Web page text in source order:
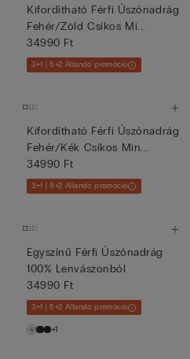
Kifordítható Férfi Úszónadrág
Fehér/Zöld Csíkos Mi...
34990 Ft
3+1 | 5+2 Állandó promóció
Kifordítható Férfi Úszónadrág
Fehér/Kék Csíkos Min...
34990 Ft
3+1 | 5+2 Állandó promóció
Egyszínű Férfi Úszónadrág
100% Lenvászonból
34990 Ft
3+1 | 5+2 Állandó promóció
+1